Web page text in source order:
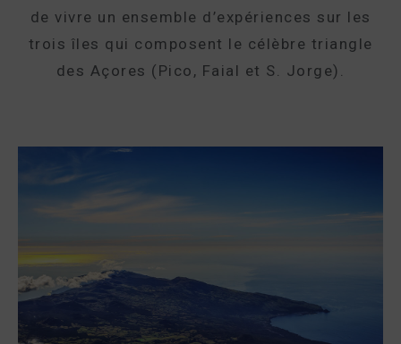
de vivre un ensemble d’expériences sur les
trois îles qui composent le célèbre triangle
des Açores (Pico, Faial et S. Jorge).